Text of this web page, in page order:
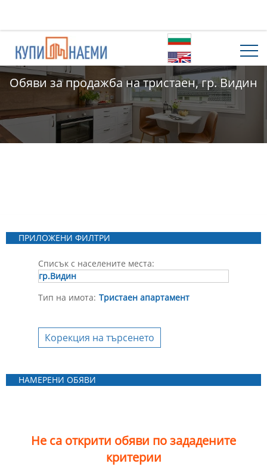
Обяви за продажба на тристаен, гр. Видин
ПРИЛОЖЕНИ ФИЛТРИ
Списък с населените места:
гр.Видин
Тип на имота: Тристаен апартамент
Корекция на търсенето
НАМЕРЕНИ ОБЯВИ
Не са открити обяви по зададените
критерии